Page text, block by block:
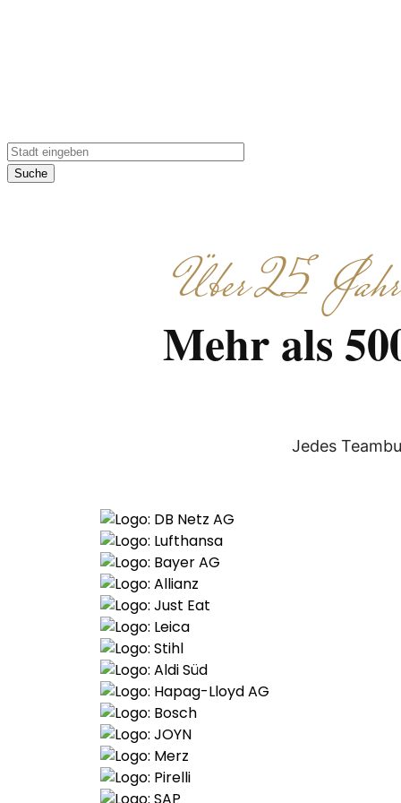
Suche
Über 25
Mehr als
Jedes